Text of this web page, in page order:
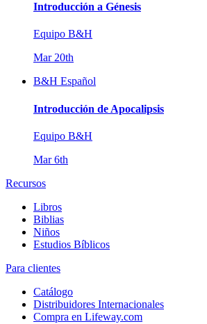
Introducción a Génesis
Equipo B&H
Mar 20th
B&H Español
Introducción de Apocalipsis
Equipo B&H
Mar 6th
Recursos
Libros
Biblias
Niños
Estudios Bíblicos
Para clientes
Catálogo
Distribuidores Internacionales
Compra en Lifeway.com